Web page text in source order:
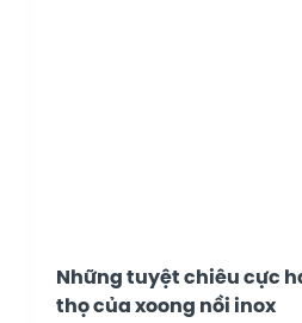
Những tuyệt chiêu cực
thọ của xoong nồi inox